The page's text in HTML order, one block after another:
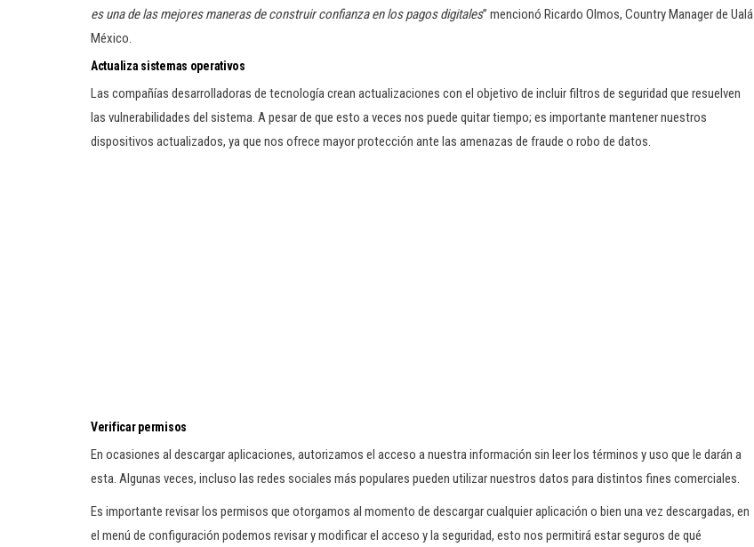
es una de las mejores maneras de construir confianza en los pagos digitales” mencionó Ricardo Olmos, Country Manager de Ualá
México.
Actualiza sistemas operativos
Las compañías desarrolladoras de tecnología crean actualizaciones con el objetivo de incluir filtros de seguridad que resuelven
las vulnerabilidades del sistema. A pesar de que esto a veces nos puede quitar tiempo; es importante mantener nuestros
dispositivos actualizados, ya que nos ofrece mayor protección ante las amenazas de fraude o robo de datos.
Verificar permisos
En ocasiones al descargar aplicaciones, autorizamos el acceso a nuestra información sin leer los términos y uso que le darán a
esta. Algunas veces, incluso las redes sociales más populares pueden utilizar nuestros datos para distintos fines comerciales.
Es importante revisar los permisos que otorgamos al momento de descargar cualquier aplicación o bien una vez descargadas, en
el menú de configuración podemos revisar y modificar el acceso y la seguridad, esto nos permitirá estar seguros de qué